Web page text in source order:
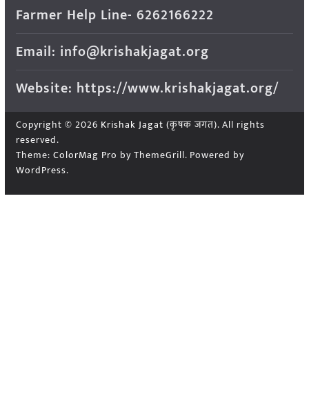
Farmer Help Line- 6262166222
Email: info@krishakjagat.org
Website: https://www.krishakjagat.org/
Copyright © 2026 Krishak Jagat (कृषक जगत). All rights
reserved.
Theme: ColorMag Pro by ThemeGrill. Powered by
WordPress.